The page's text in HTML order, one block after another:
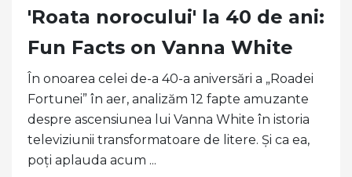
'Roata norocului' la 40 de ani:
Fun Facts on Vanna White
În onoarea celei de-a 40-a aniversări a „Roadei
Fortunei” în aer, analizăm 12 fapte amuzante
despre ascensiunea lui Vanna White în istoria
televiziunii transformatoare de litere. Și ca ea,
poți aplauda acum ...